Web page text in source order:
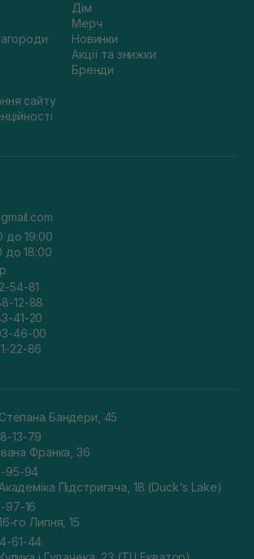
сайту
Дім
Мерч
Новинки
Акції та знижки
Бренди
до 19:00
до 18:00
54-81
12-88
41-20
46-00
22-86
Бандери, 45
13-79
Франка, 36
95-94
Підстригача, 1В (Duck's Lake)
97-16
го Липня, 15
61-44